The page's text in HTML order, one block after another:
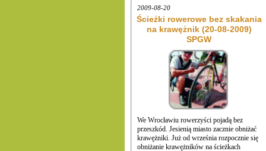
2009-08-20
Ścieżki rowerowe bez skakania
na krawężnik (20-08-2009)
SPGW
We Wrocławiu rowerzyści pojadą bez
przeszkód. Jesienią miasto zacznie obniżać
krawężniki. Już od września rozpocznie się
obniżanie krawężników na ścieżkach